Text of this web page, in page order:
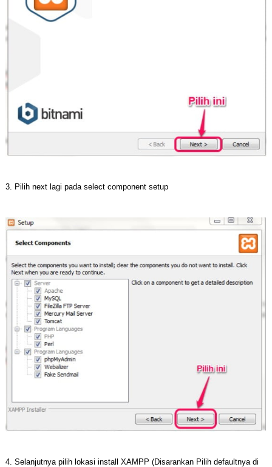
3. Pilih next lagi pada select component setup
4. Selanjutnya pilih lokasi install XAMPP (Disarankan Pilih defaultnya di